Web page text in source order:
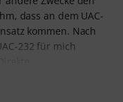
dass an dem UAC-
kommen. Nach
232 für mich